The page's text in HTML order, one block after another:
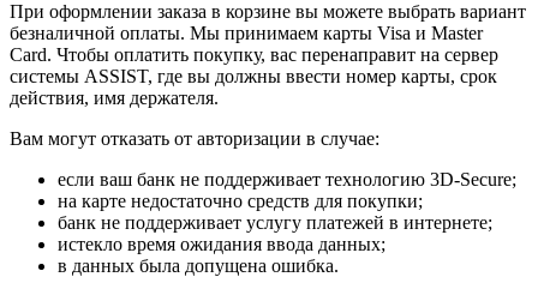
При оформлении заказа в корзине вы можете выбрать вариант
безналичной оплаты. Мы принимаем карты Visa и Master
Card. Чтобы оплатить покупку, вас перенаправит на сервер
системы ASSIST, где вы должны ввести номер карты, срок
действия, имя держателя.
Вам могут отказать от авторизации в случае:
если ваш банк не поддерживает технологию 3D-Secure;
на карте недостаточно средств для покупки;
банк не поддерживает услугу платежей в интернете;
истекло время ожидания ввода данных;
в данных была допущена ошибка.